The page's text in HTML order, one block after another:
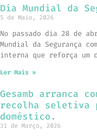
Dia Mundial da
5 de Maio, 2026
No passado dia 28 de
Mundial da Segurança
interna que reforça um
Ler Mais »
Gesamb arranca
recolha seletiva
doméstico.
31 de Março, 2026